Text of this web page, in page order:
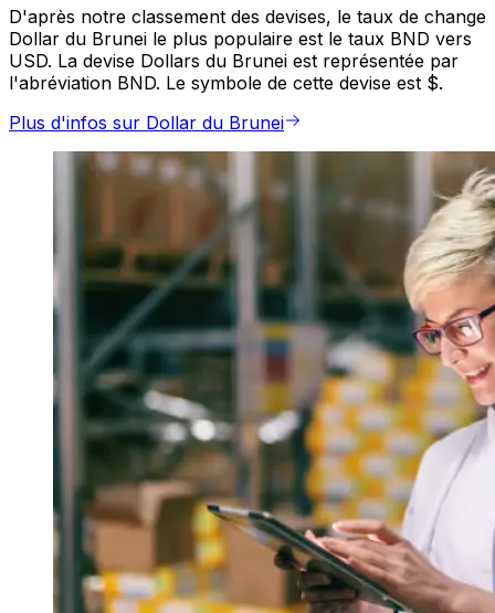
D'après notre classement des devises, le taux de change
Dollar du Brunei le plus populaire est le taux BND vers
USD. La devise Dollars du Brunei est représentée par
l'abréviation BND. Le symbole de cette devise est $.
Plus d'infos sur Dollar du Brunei